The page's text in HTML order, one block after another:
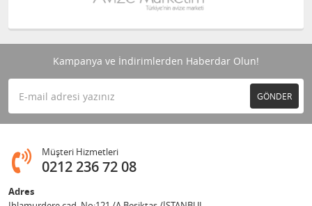
Kampanya ve İndirimlerden Haberdar Olun!
GÖNDER
Müşteri Hizmetleri
0212 236 72 08
Adres